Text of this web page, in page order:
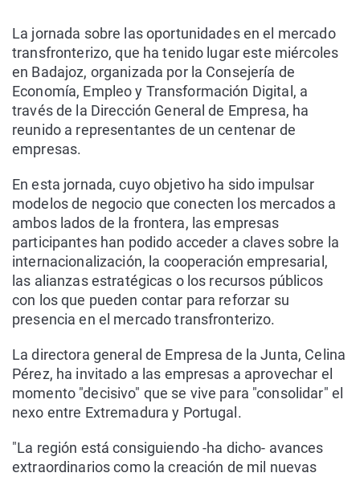
La jornada sobre las oportunidades en el mercado
transfronterizo, que ha tenido lugar este miércoles
en Badajoz, organizada por la Consejería de
Economía, Empleo y Transformación Digital, a
través de la Dirección General de Empresa, ha
reunido a representantes de un centenar de
empresas.
En esta jornada, cuyo objetivo ha sido impulsar
modelos de negocio que conecten los mercados a
ambos lados de la frontera, las empresas
participantes han podido acceder a claves sobre la
internacionalización, la cooperación empresarial,
las alianzas estratégicas o los recursos públicos
con los que pueden contar para reforzar su
presencia en el mercado transfronterizo.
La directora general de Empresa de la Junta, Celina
Pérez, ha invitado a las empresas a aprovechar el
momento "decisivo" que se vive para "consolidar" el
nexo entre Extremadura y Portugal.
"La región está consiguiendo -ha dicho- avances
extraordinarios como la creación de mil nuevas